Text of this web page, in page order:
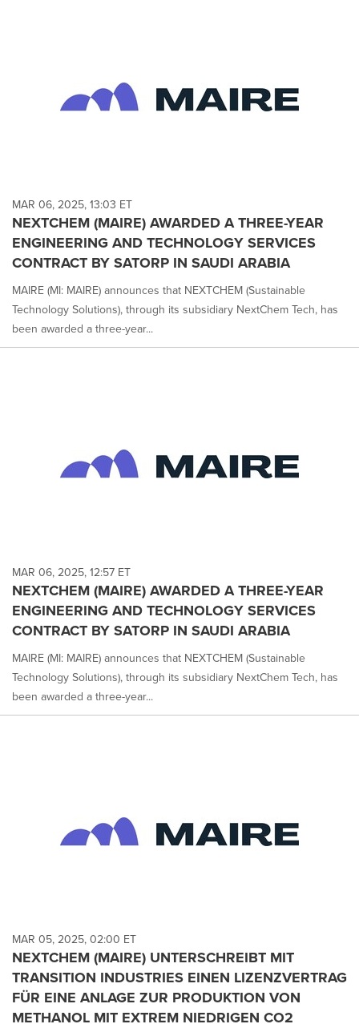
MAR 06, 2025, 13:03 ET
NEXTCHEM (MAIRE) AWARDED A THREE-YEAR
ENGINEERING AND TECHNOLOGY SERVICES
CONTRACT BY SATORP IN SAUDI ARABIA
MAIRE (MI: MAIRE) announces that NEXTCHEM (Sustainable
Technology Solutions), through its subsidiary NextChem Tech, has
been awarded a three-year...
MAR 06, 2025, 12:57 ET
NEXTCHEM (MAIRE) AWARDED A THREE-YEAR
ENGINEERING AND TECHNOLOGY SERVICES
CONTRACT BY SATORP IN SAUDI ARABIA
MAIRE (MI: MAIRE) announces that NEXTCHEM (Sustainable
Technology Solutions), through its subsidiary NextChem Tech, has
been awarded a three-year...
MAR 05, 2025, 02:00 ET
NEXTCHEM (MAIRE) UNTERSCHREIBT MIT
TRANSITION INDUSTRIES EINEN LIZENZVERTRAG
FÜR EINE ANLAGE ZUR PRODUKTION VON
METHANOL MIT EXTREM NIEDRIGEN CO2